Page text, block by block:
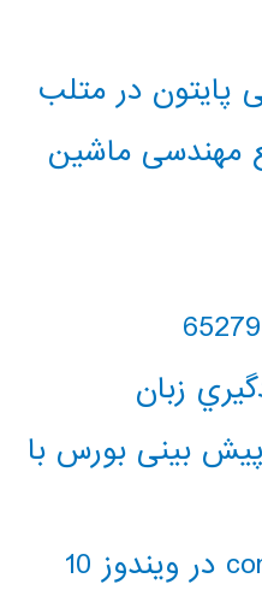
پایتون در متلب
مهندسی ماشین
زبان
بینی بورس با